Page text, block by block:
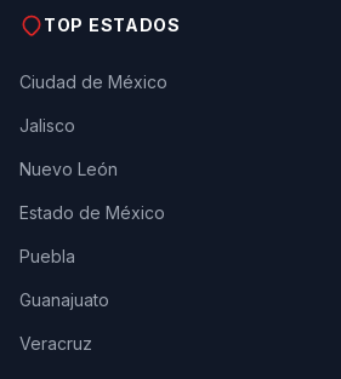
TOP ESTADOS
Ciudad de México
Jalisco
Nuevo León
Estado de México
Puebla
Guanajuato
Veracruz